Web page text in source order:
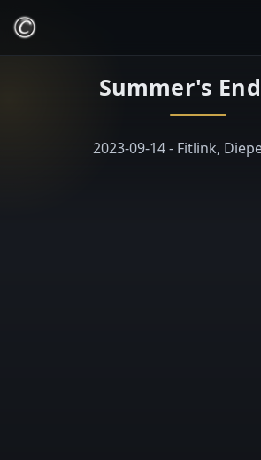
Summer's
2023-09-14 - Fitlink,